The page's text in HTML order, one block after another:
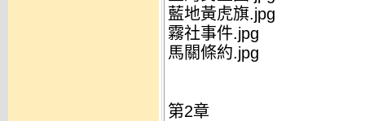
藍地黃虎旗.jpg
霧社事件.jpg
馬關條約.jpg
第2章